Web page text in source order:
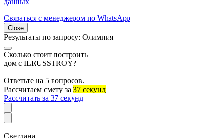
Связаться с менеджером по WhatsApp
Close
Результаты по запросу: Олимпия
Сколько стоит построить
дом с ILRUSSTROY?
Ответьте на 5 вопросов.
Рассчитаем смету за 37 секунд
Рассчитать за 37 секунд
Светлана